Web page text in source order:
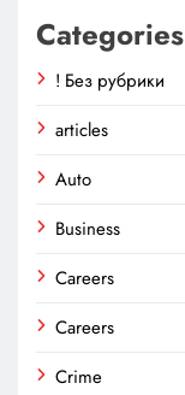
Categories
! Без рубрики
articles
Auto
Business
Careers
Careers
Crime